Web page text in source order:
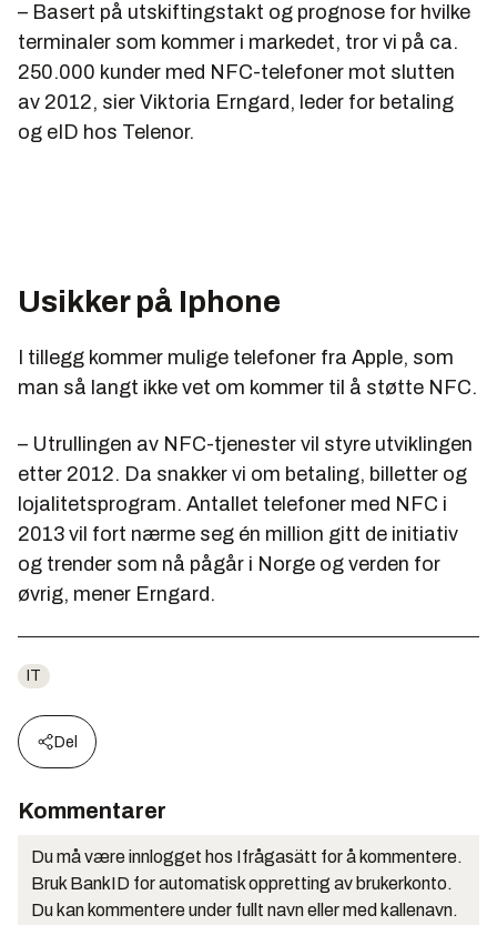
– Basert på utskiftingstakt og prognose for hvilke
terminaler som kommer i markedet, tror vi på ca.
250.000 kunder med NFC-telefoner mot slutten
av 2012, sier Viktoria Erngard, leder for betaling
og eID hos Telenor.
Usikker på Iphone
I tillegg kommer mulige telefoner fra Apple, som
man så langt ikke vet om kommer til å støtte NFC.
– Utrullingen av NFC-tjenester vil styre utviklingen
etter 2012. Da snakker vi om betaling, billetter og
lojalitetsprogram. Antallet telefoner med NFC i
2013 vil fort nærme seg én million gitt de initiativ
og trender som nå pågår i Norge og verden for
øvrig, mener Erngard.
IT
Del
Kommentarer
Du må være innlogget hos Ifrågasätt for å kommentere.
Bruk BankID for automatisk oppretting av brukerkonto.
Du kan kommentere under fullt navn eller med kallenavn.